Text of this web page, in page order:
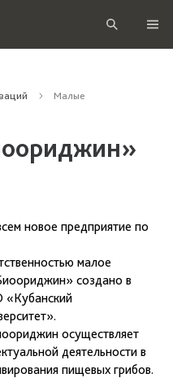
Малые
новое предприятие по
малое
создано в
«Кубанский
осуществляет
деятельности в
пищевых грибов.